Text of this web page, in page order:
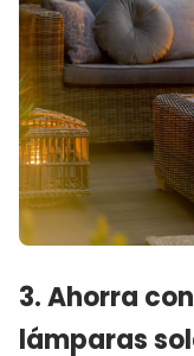
3. Ahorra
lámparas